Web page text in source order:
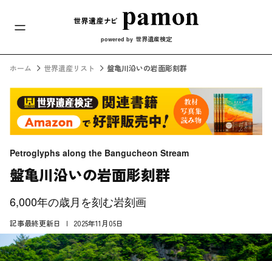
メインナビ
powered by 世界遺産検定
ホーム 世界遺産リスト 盤亀川沿いの岩面彫刻群
Petroglyphs along the Bangucheon Stream
盤亀川沿いの岩面彫刻群
6,000年の歳月を刻む岩刻画
記事最終更新日 2025年11月05日